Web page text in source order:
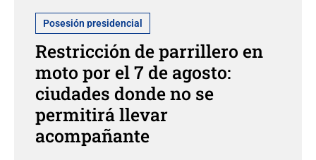
Posesión presidencial
Restricción de parrillero en
moto por el 7 de agosto:
ciudades donde no se
permitirá llevar
acompañante